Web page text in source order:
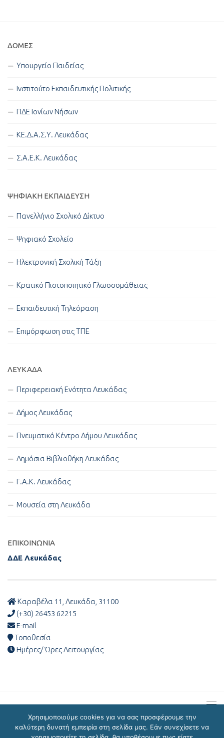
ΔΟΜΈΣ
Υπουργείο Παιδείας
Ινστιτούτο Εκπαιδευτικής Πολιτικής
ΠΔΕ Ιονίων Νήσων
ΚΕ.Δ.Α.Σ.Υ. Λευκάδας
Σ.Α.Ε.Κ. Λευκάδας
ΨΗΦΙΑΚΉ ΕΚΠΑΊΔΕΥΣΗ
Πανελλήνιο Σχολικό Δίκτυο
Ψηφιακό Σχολείο
Ηλεκτρονική Σχολική Τάξη
Κρατικό Πιστοποιητικό Γλωσσομάθειας
Εκπαιδευτική Τηλεόραση
Επιμόρφωση στις ΤΠΕ
ΛΕΥΚΑΔΑ
Περιφερειακή Ενότητα Λευκάδας
Δήμος Λευκάδας
Πνευματικό Κέντρο Δήμου Λευκάδας
Δημόσια Βιβλιοθήκη Λευκάδας
Γ.Α.Κ. Λευκάδας
Μουσεία στη Λευκάδα
ΕΠΙΚΟΙΝΩΝΊΑ
ΔΔΕ Λευκάδας
Καραβέλα 11, Λευκάδα, 31100
(+30) 26453 62215
E-mail
Τοποθεσία
Ημέρες/ Ώρες Λειτουργίας
Χρησιμοποιούμε cookies για να σας προσφέρουμε την
καλύτερη δυνατή εμπειρία στη σελίδα μας. Εάν συνεχίσετε να